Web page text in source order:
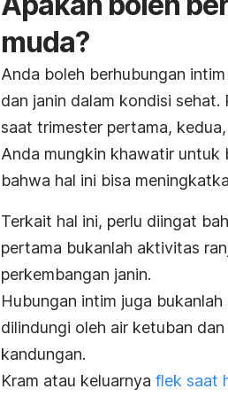
muda?
Anda boleh berhubungan
dan janin dalam kondisi
saat trimester pertama,
Anda mungkin khawatir untuk
bahwa hal ini bisa
Terkait hal ini, perlu diingat
pertama bukanlah aktivitas
perkembangan janin.
Hubungan intim juga
dilindungi oleh air ketuban
kandungan.
Kram atau keluarnya flek saat